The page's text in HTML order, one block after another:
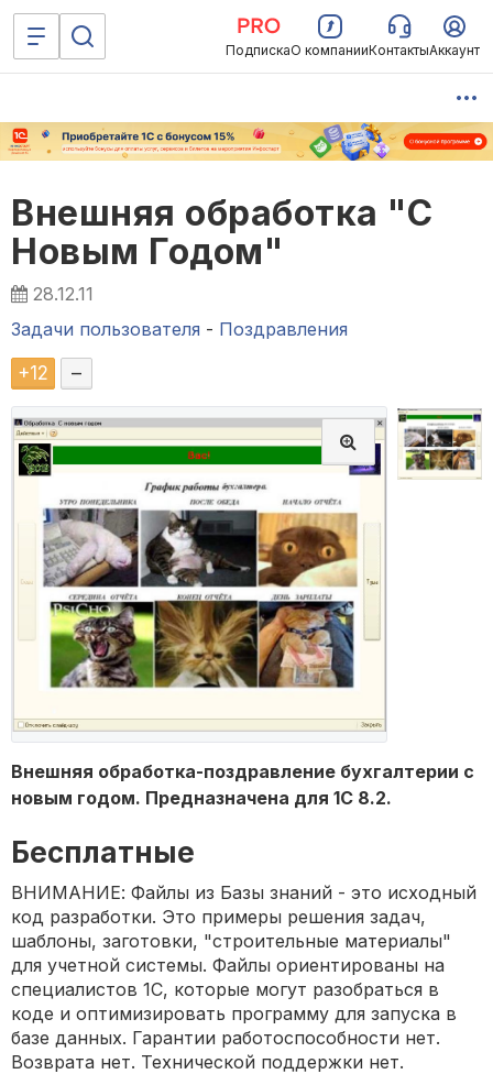
ПодпискаО компанииКонтактыАккаунт
Внешняя обработка "С
Новым Годом"
28.12.11
Задачи пользователя - Поздравления
+12 –
Внешняя обработка-поздравление бухгалтерии с
новым годом. Предназначена для 1С 8.2.
Бесплатные
ВНИМАНИЕ: Файлы из Базы знаний - это исходный
код разработки. Это примеры решения задач,
шаблоны, заготовки, "строительные материалы"
для учетной системы. Файлы ориентированы на
специалистов 1С, которые могут разобраться в
коде и оптимизировать программу для запуска в
базе данных. Гарантии работоспособности нет.
Возврата нет. Технической поддержки нет.